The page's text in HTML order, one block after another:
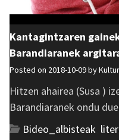
Kantagintzaren
Barandiaranek
Posted on 2018-10-09 by
Hitzen ahairea (Susa )
Barandiaranek ondu
Bideo_albisteak